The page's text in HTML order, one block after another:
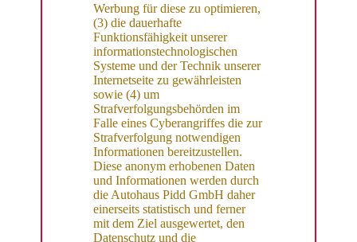
Werbung für diese zu optimieren,
(3) die dauerhafte
Funktionsfähigkeit unserer
informationstechnologischen
Systeme und der Technik unserer
Internetseite zu gewährleisten
sowie (4) um
Strafverfolgungsbehörden im
Falle eines Cyberangriffes die zur
Strafverfolgung notwendigen
Informationen bereitzustellen.
Diese anonym erhobenen Daten
und Informationen werden durch
die Autohaus Pidd GmbH daher
einerseits statistisch und ferner
mit dem Ziel ausgewertet, den
Datenschutz und die